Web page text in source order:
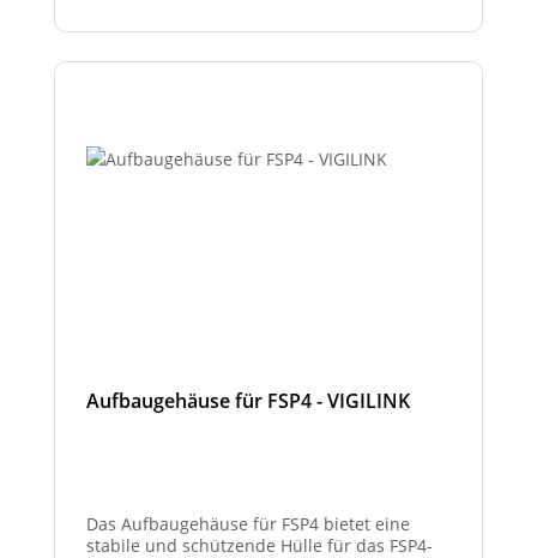
sowie eine optisch hochwertige Umsetzung
Aufbaugehäuse für FSP4 - VIGILINK
Das Aufbaugehäuse für FSP4 bietet eine
stabile und schützende Hülle für das FSP4-